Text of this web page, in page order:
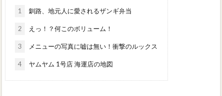
1 釧路、地元人に愛されるザンギ弁当
2 えっ！？何このボリューム！
3 メニューの写真に嘘は無い！衝撃のルックス
4 ヤムヤム 1号店 海運店の地図